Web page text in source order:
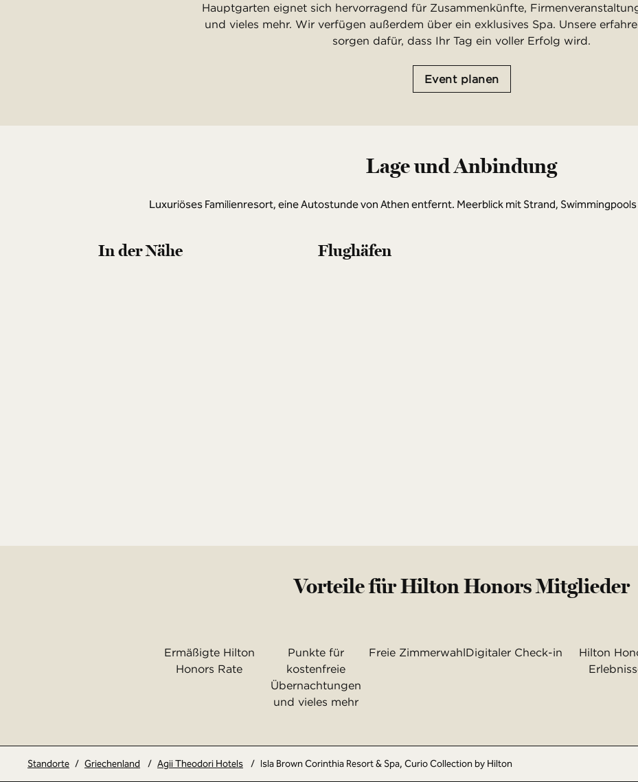
Hauptgarten eignet sich hervorragend für Zusammenkünfte,
und vieles mehr. Wir verfügen außerdem über ein exklusives Spa. Unsere
sorgen dafür, dass Ihr Tag ein voller Erfolg wird.
Event planen
Lage und Anbindung
Luxuriöses Familienresort, eine Autostunde von Athen entfernt. Meerblick mit Strand,
In der Nähe Flughäfen
Vorteile für Hilton Honors Mitglieder
Ermäßigte Hilton
Honors Rate
Punkte für
kostenfreie
Übernachtungen
und vieles mehr
Freie ZimmerwahlDigitaler Check-in
Hilton
Standorte / Griechenland / Agii Theodori Hotels / Isla Brown Corinthia Resort & Spa, Curio Collection by Hilton